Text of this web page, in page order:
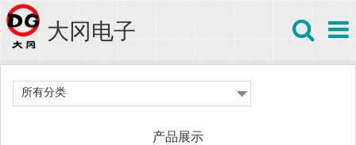
大冈电子
所有分类
产品展示